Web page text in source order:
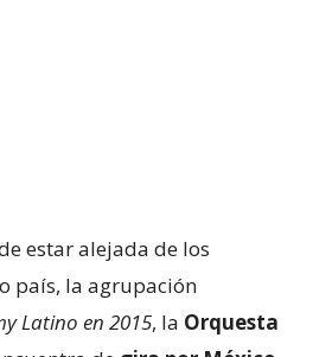
estar alejada de los
país, la agrupación
Latino en 2015, la Orquesta